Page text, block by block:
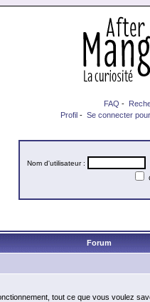
FAQ -
Profil - Se connecter
Nom d'utilisateur :
Forum
tout ce que vous voulez